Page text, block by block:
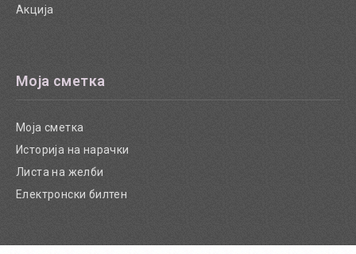
Акција
Моја сметка
Моја сметка
Историја на нарачки
Листа на желби
Електронски билтен